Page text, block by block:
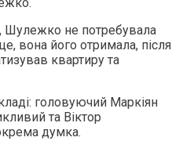
Шулежко не потребувала
вона його отримала, після
квартиру та
головуючий Маркіян
та Віктор
думка.